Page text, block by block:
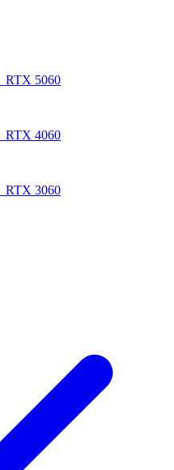
RTX 5060
RTX 4060
RTX 3060